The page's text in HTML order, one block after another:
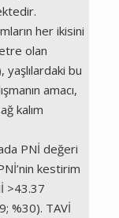
her ikisini
olan
bu
amacı,
kalım
PNİ değeri
kestirim
>43.37
%30). TAVİ